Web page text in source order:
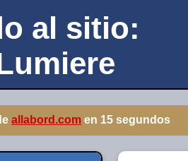
al sitio:
allabord.com en 14 segundos